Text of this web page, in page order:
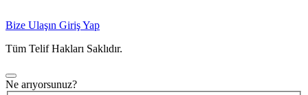
Bize Ulaşın Giriş Yap
Tüm Telif Hakları Saklıdır.
Ne arıyorsunuz?